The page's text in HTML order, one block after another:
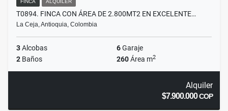
FINCA ALQUILER
T0894. FINCA CON ÁREA DE 2.800MT2 EN EXCELENTE…
La Ceja, Antioquia, Colombia
3Alcobas 6Garaje
2 Baños 260Área m2
Alquiler
$7.900.000COP